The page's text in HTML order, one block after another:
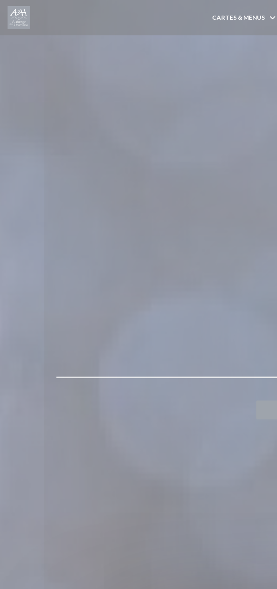
Personnalisation de vos choix en matière de cookies
CARTES & MENUS